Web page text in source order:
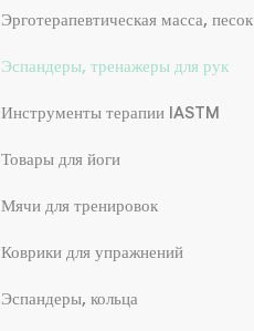
Эрготерапевтическая масса, песок
Эспандеры, тренажеры для рук
Инструменты терапии IASTM
Товары для йоги
Мячи для тренировок
Коврики для упражнений
Эспандеры, кольца